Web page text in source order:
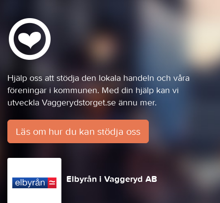
Hjälp oss att stödja den lokala handeln och våra
föreningar i kommunen. Med din hjälp kan vi
utveckla Vaggerydstorget.se ännu mer.
Läs om hur du kan stödja oss
Elbyrån i Vaggeryd AB